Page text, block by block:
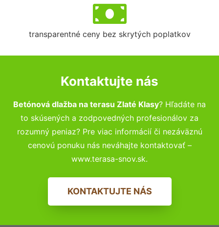
transparentné ceny bez skrytých poplatkov
Kontaktujte nás
Betónová dlažba na terasu Zlaté Klasy? Hľadáte na
to skúsených a zodpovedných profesionálov za
rozumný peniaz? Pre viac informácií či nezáväznú
cenovú ponuku nás neváhajte kontaktovať –
www.terasa-snov.sk.
KONTAKTUJTE NÁS